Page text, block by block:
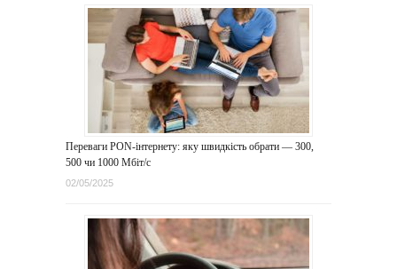
Переваги PON-інтернету: яку швидкість обрати — 300,
500 чи 1000 Мбіт/с
02/05/2025